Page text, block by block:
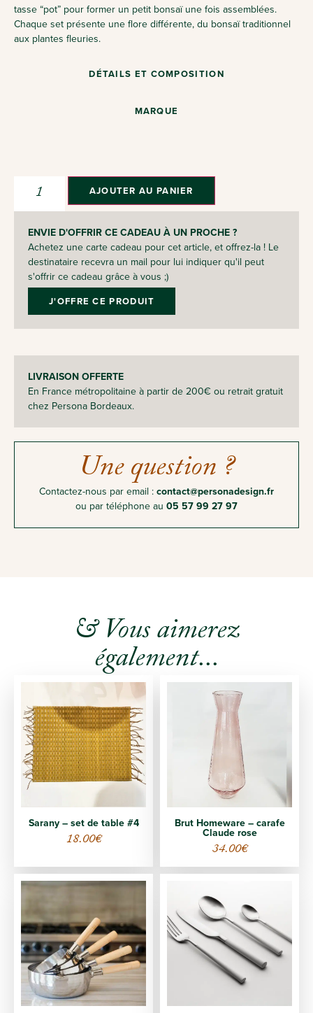
DÉTAILS ET COMPOSITION
MARQUE
tasse “pot” pour former un petit bonsaï une fois assemblées.
Chaque set présente une flore différente, du bonsaï traditionnel
aux plantes fleuries.
AJOUTER AU PANIER
ENVIE D'OFFRIR CE CADEAU À UN PROCHE ?
Achetez une carte cadeau pour cet article, et offrez-la ! Le
destinataire recevra un mail pour lui indiquer qu'il peut
s'offrir ce cadeau grâce à vous ;)
J'OFFRE CE PRODUIT
LIVRAISON OFFERTE
En France métropolitaine à partir de 200€ ou retrait gratuit
chez Persona Bordeaux.
Une question ?
Contactez-nous par email : contact@personadesign.fr
ou par téléphone au 05 57 99 27 97
& Vous aimerez
également...
Sarany – set de table #4
18.00€
Brut Homeware – carafe
Claude rose
34.00€